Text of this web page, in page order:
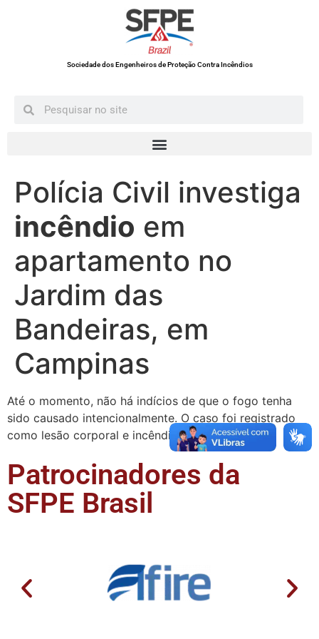
Sociedade dos Engenheiros de Proteção Contra Incêndios
Polícia Civil investiga
incêndio em
apartamento no
Jardim das
Bandeiras, em
Campinas
Até o momento, não há indícios de que o fogo tenha
sido causado intencionalmente. O caso foi registrado
como lesão corporal e incêndio culposo, com …
Patrocinadores da
SFPE Brasil